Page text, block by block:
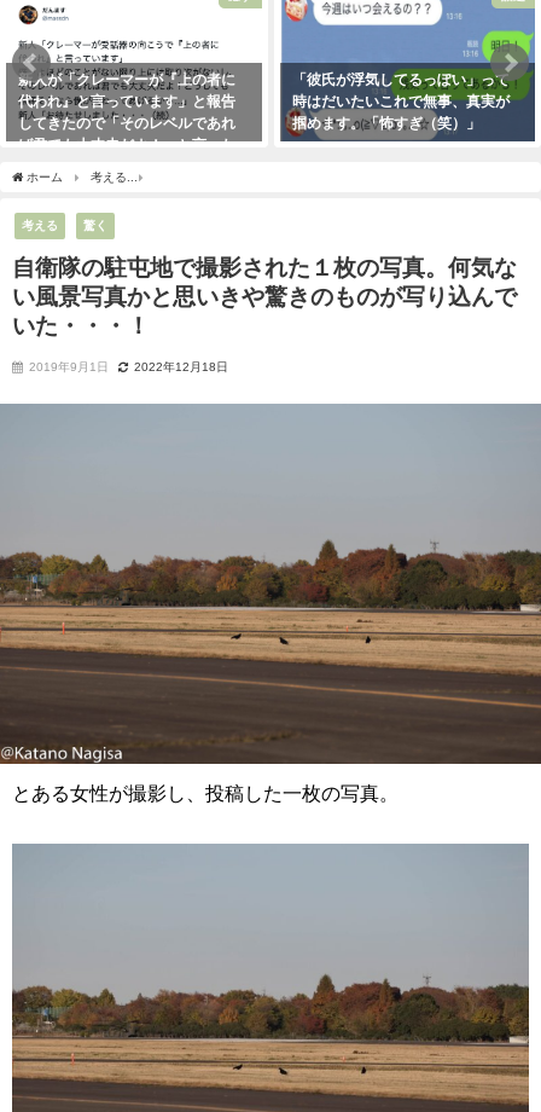
新人が「クレーマーが『上の者に
代われ』と言っています」と報告
してきたので「そのレベルであれ
ば君でも大丈夫だよ！」と言った
った！（笑）
2021年5月10日
「彼氏が浮気してるっぽい」って
時はだいたいこれで無事、真実が
掴めます。「怖すぎ（笑）」
ホーム 考える
考える 驚く
自衛隊の駐屯地で撮影された１枚の写真。何気な
い風景写真かと思いきや驚きのものが写り込んで
いた・・・！
2019年9月1日 2022年12月18日
とある女性が撮影し、投稿した一枚の写真。